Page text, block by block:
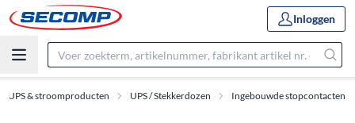
Inloggen
UPS & stroomproducten UPS / Stekkerdozen Ingebouwde stopcontacten